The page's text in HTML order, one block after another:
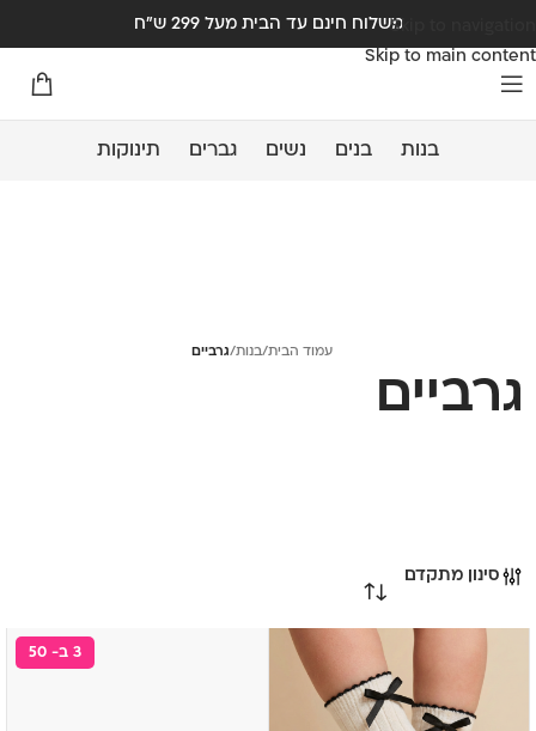
Skip to navigation
Skip to main content
משלוח חינם עד הבית מעל 299 ש"ח
בנות בנים נשים גברים תינוקות
עמוד הבית/בנות/גרביים
גרביים
סינון מתקדם
3 ב- 50